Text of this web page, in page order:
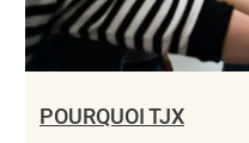
POURQUOI TJX